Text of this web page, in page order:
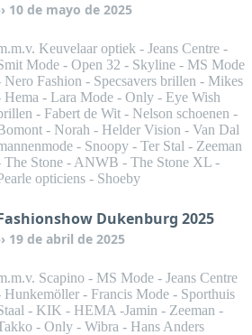
10 de mayo de 2025
Keuvelaar optiek - Jeans Centre -
Mode - Open 32 - Skyline - MS Mode
Nero Fashion - Specsavers brillen - Mikes
Hema - Lara Mode - Only - Eye Wish
- Fabert de Wit - Nelson schoenen -
- Norah - Helder Vision - Van Dal
- Snoopy - Ter Stal - Zeeman
The Stone - ANWB - The Stone XL -
opticiens - Shoeby
Dukenburg 2025
19 de abril de 2025
Scapino - MS Mode - Jeans Centre
Hunkemöller - Francis Mode - Sporthuis
- KIK - HEMA -Jamin - Zeeman -
- Only - Wibra - Hans Anders